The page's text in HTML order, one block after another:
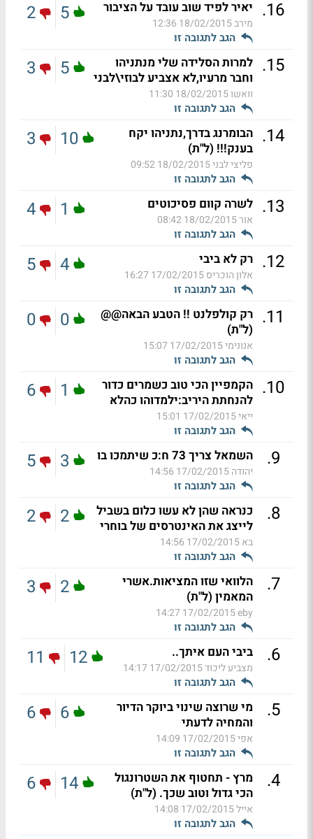
16
. יאיר לפיד שוב עובד על הציבור
מירב18/02/2015 12:36
הגב לתגובה זו
5
2
15
. למרות הסלידה שלי מנתניהו
וחבר מרעיו,לא אצביע לבוזי\לבני
וואשו18/02/2015 11:30
הגב לתגובה זו
5
3
14
. הבומרנג בדרך,נתניהו יקח
בענק!!! (ל"ת)
פליצי לבני18/02/2015 09:52
הגב לתגובה זו
10
3
13
. לשרה קוום פסיכוטים
אור18/02/2015 08:42
הגב לתגובה זו
1
4
12
. רק לא ביבי
אלון הוכריס17/02/2015 16:27
הגב לתגובה זו
4
5
11
. רק קולפלנט !! הטבע הבאה@@
(ל"ת)
אנונימי17/02/2015 15:07
הגב לתגובה זו
0
0
10
. הקמפיין הכי טוב כשמרים כדור
להנחתת היריב:ילמדוהו כהלא
ייאי17/02/2015 15:01
הגב לתגובה זו
1
6
9
. השמאל צריך 73 ח:כ שיתמכו בו
יהודה17/02/2015 14:56
הגב לתגובה זו
3
5
8
.
כנראה שהן לא עשו כלום בשביל
לייצג את האינטרסים של בוחרי
בא17/02/2015 14:56
הגב לתגובה זו
2
2
7
.
הלוואי שזו המציאות.אשרי
המאמין (ל"ת)
eby
17/02/2015 14:27
הגב לתגובה זו
2
3
6
. ביבי העם איתך..
מצביע ליכוד17/02/2015 14:17
הגב לתגובה זו
12
11
5
.
מי שרוצה שינוי ביוקר הדיור
והמחיה לדעתי
אפי17/02/2015 14:09
הגב לתגובה זו
6
6
4
.
מרץ - תחטוף את השטרונגול
הכי גדול וטוב שכך. (ל"ת)
אייל17/02/2015 14:08
הגב לתגובה זו
14
6